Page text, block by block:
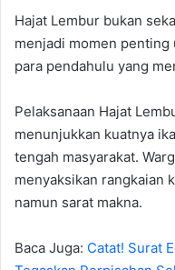
Hajat Lembur bukan
menjadi momen
para pendahulu yang
Pelaksanaan Hajat
menunjukkan kuatnya
tengah masyarakat.
menyaksikan rangkaian
namun sarat makna.
Baca Juga: Catat! Surat